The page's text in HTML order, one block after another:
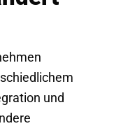
und